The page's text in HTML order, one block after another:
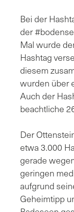
Bei der
der
Mal wurde
Hashtag
diesem
wurden über
Auch der
beachtliche
Der
etwa 3.000
gerade
geringen
aufgrund
Geheimtipp